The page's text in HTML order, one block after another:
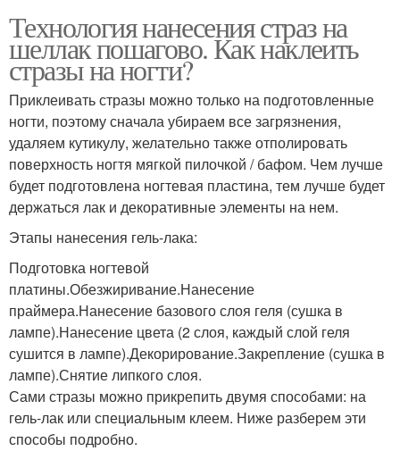
Технология нанесения страз на
шеллак пошагово. Как наклеить
стразы на ногти?
Приклеивать стразы можно только на подготовленные
ногти, поэтому сначала убираем все загрязнения,
удаляем кутикулу, желательно также отполировать
поверхность ногтя мягкой пилочкой / бафом. Чем лучше
будет подготовлена ногтевая пластина, тем лучше будет
держаться лак и декоративные элементы на нем.
Этапы нанесения гель-лака:
Подготовка ногтевой
платины.Обезжиривание.Нанесение
праймера.Нанесение базового слоя геля (сушка в
лампе).Нанесение цвета (2 слоя, каждый слой геля
сушится в лампе).Декорирование.Закрепление (сушка в
лампе).Снятие липкого слоя.
Сами стразы можно прикрепить двумя способами: на
гель-лак или специальным клеем. Ниже разберем эти
способы подробно.